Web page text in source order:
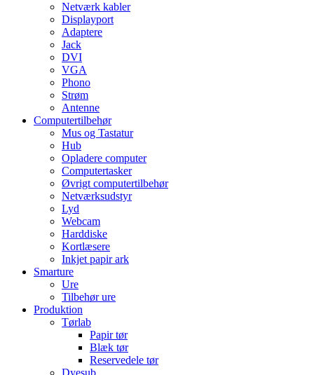
Netværk kabler
Displayport
Adaptere
Jack
DVI
VGA
Phono
Strøm
Antenne
Computertilbehør
Mus og Tastatur
Hub
Opladere computer
Computertasker
Øvrigt computertilbehør
Netværksudstyr
Lyd
Webcam
Harddiske
Kortlæsere
Inkjet papir ark
Smarture
Ure
Tilbehør ure
Produktion
Tørlab
Papir tør
Blæk tør
Reservedele tør